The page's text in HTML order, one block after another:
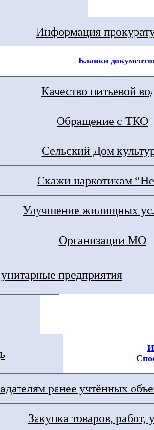
Информация
Бланки
Качество питьевой
Обращение с ТКО
Сельский Дом
Скажи наркотикам
Улучшение жилищных
Организации МО
предприятия
ранее учтённых
Закупка товаров, работ,